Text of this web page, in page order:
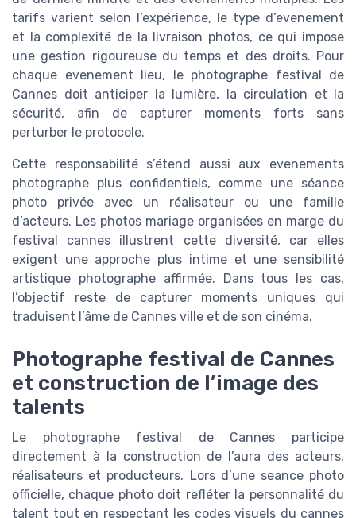
tarifs varient selon l’expérience, le type d’evenement
et la complexité de la livraison photos, ce qui impose
une gestion rigoureuse du temps et des droits. Pour
chaque evenement lieu, le photographe festival de
Cannes doit anticiper la lumière, la circulation et la
sécurité, afin de capturer moments forts sans
perturber le protocole.
Cette responsabilité s’étend aussi aux evenements
photographe plus confidentiels, comme une séance
photo privée avec un réalisateur ou une famille
d’acteurs. Les photos mariage organisées en marge du
festival cannes illustrent cette diversité, car elles
exigent une approche plus intime et une sensibilité
artistique photographe affirmée. Dans tous les cas,
l’objectif reste de capturer moments uniques qui
traduisent l’âme de Cannes ville et de son cinéma.
Photographe festival de Cannes
et construction de l’image des
talents
Le photographe festival de Cannes participe
directement à la construction de l’aura des acteurs,
réalisateurs et producteurs. Lors d’une seance photo
officielle, chaque photo doit refléter la personnalité du
talent tout en respectant les codes visuels du cannes